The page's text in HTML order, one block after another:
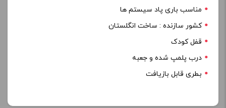
مناسب باری پاد سیستم ها
کشور سازنده : ساخت انگلستان
قفل کودک
درب پلمپ شده و جعبه
بطری قابل بازیافت